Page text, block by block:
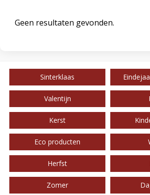
Geen resultaten gevonden.
Sinterklaas
Valentijn
Kerst
Eco producten
Herfst
Zomer